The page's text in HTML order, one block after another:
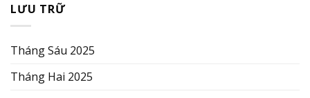
LƯU TRỮ
Tháng Sáu 2025
Tháng Hai 2025